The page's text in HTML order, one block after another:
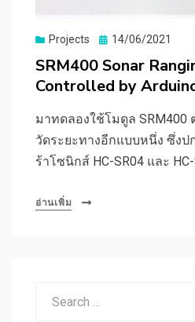
Projects
Posted
14/06/2021
SRM400 Sonar
Controlled by
มาทดลองใช้โมดูล SRM400
วัดระยะทางอีกแบบหนึ่ง ซึ่งป
ร้าโซนิกส์ HC-SR04 และ
อ่านเพิ่ม